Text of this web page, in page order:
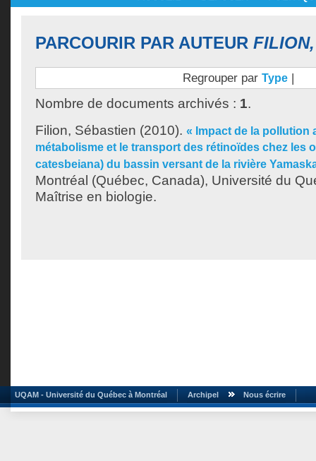
PARCOURIR PAR AUTEUR
Regrouper par Type |
Nombre de documents archivés : 1.
Filion, Sébastien (2010). « Impact de la pollution
métabolisme et le transport des rétinoïdes chez les
catesbeiana) du bassin versant de la rivière
Montréal (Québec, Canada), Université du
Maîtrise en biologie.
UQAM - Université du Québec à Montréal Archipel Nous écrire